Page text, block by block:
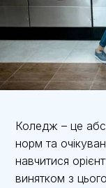
Коледж – це
норм та
навчитися
винятком з